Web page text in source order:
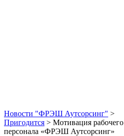
Новости "ФРЭШ Аутсорсинг" >
Пригодится > Мотивация рабочего
персонала «ФРЭШ Аутсорсинг»